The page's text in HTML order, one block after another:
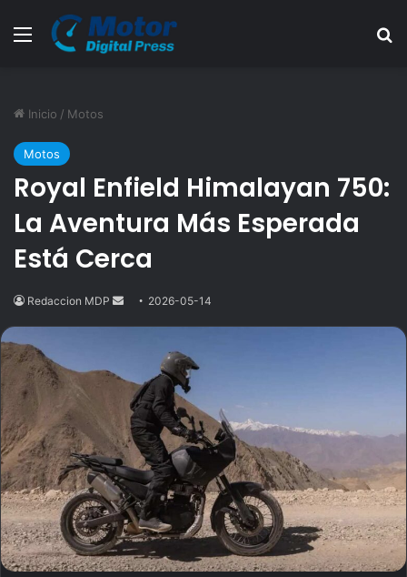
Menú
Inicio / Motos
Motos
Royal Enfield Himalayan 750:
La Aventura Más Esperada
Está Cerca
Redaccion MDP
Send2026-05-14